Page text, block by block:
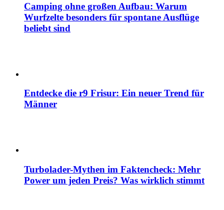
Camping ohne großen Aufbau: Warum
Wurfzelte besonders für spontane Ausflüge
beliebt sind
Entdecke die r9 Frisur: Ein neuer Trend für
Männer
Turbolader-Mythen im Faktencheck: Mehr
Power um jeden Preis? Was wirklich stimmt